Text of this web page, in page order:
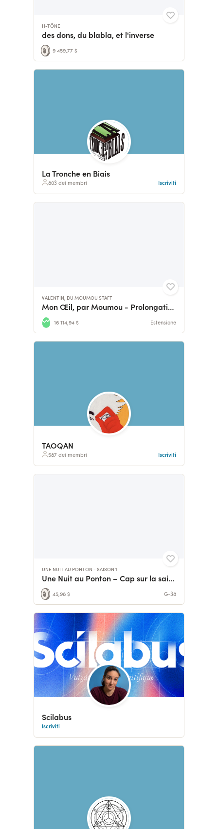
H-TÔNE
des dons, du blabla, et l'inverse
9 459,77 $
La Tronche en Biais
803 dei membri Iscriviti
VALENTIN, DU MOUMOU STAFF
Mon Œil, par Moumou - Prolongations !
16 114,94 $ Estensione
TAOQAN
587 dei membri Iscriviti
UNE NUIT AU PONTON - SAISON 1
Une Nuit au Ponton – Cap sur la saison 1
45,98 $ G-38
Scilabus
Iscriviti